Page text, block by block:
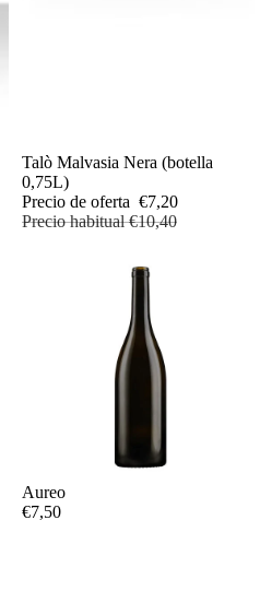
Oferta
Talò Malvasia Nera (botella
0,75L)
Precio de oferta €7,20
Precio habitual€10,40
Aureo
€7,50